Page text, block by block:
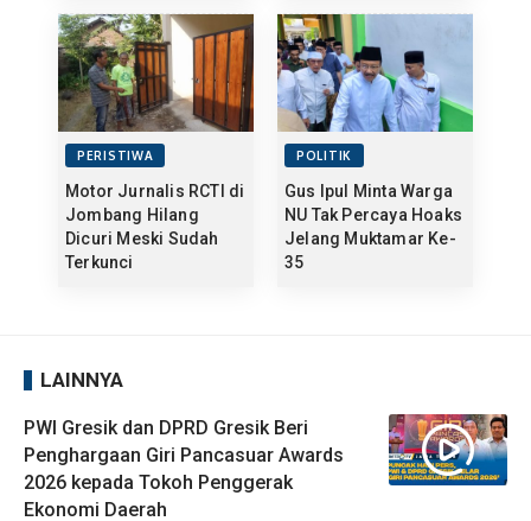
PERISTIWA
Motor Jurnalis RCTI di
Jombang Hilang
Dicuri Meski Sudah
Terkunci
POLITIK
Gus Ipul Minta Warga
NU Tak Percaya Hoaks
Jelang Muktamar Ke-
35
LAINNYA
PWI Gresik dan DPRD Gresik Beri
Penghargaan Giri Pancasuar Awards
2026 kepada Tokoh Penggerak
Ekonomi Daerah